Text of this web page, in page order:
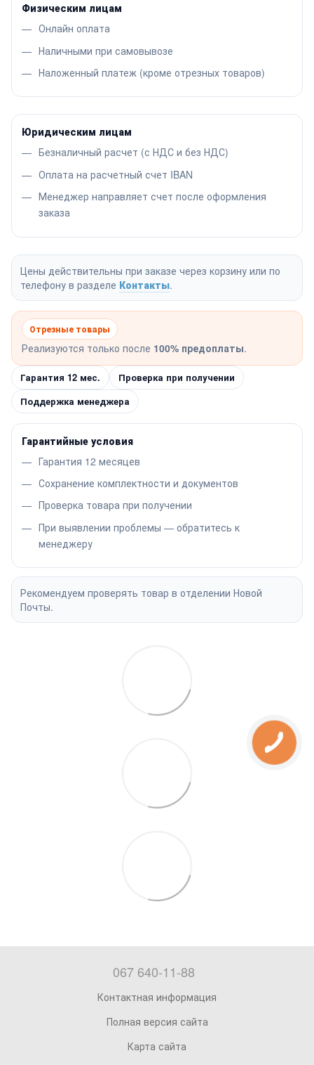
Физическим лицам
Онлайн оплата
Наличными при самовывозе
Наложенный платеж (кроме отрезных товаров)
Юридическим лицам
Безналичный расчет (с НДС и без НДС)
Оплата на расчетный счет IBAN
Менеджер направляет счет после оформления
заказа
Цены действительны при заказе через корзину или по
телефону в разделе Контакты.
Отрезные товары
Реализуются только после 100% предоплаты.
Гарантия 12 мес.
Проверка при получении
Поддержка менеджера
Гарантийные условия
Гарантия 12 месяцев
Сохранение комплектности и документов
Проверка товара при получении
При выявлении проблемы — обратитесь к
менеджеру
Рекомендуем проверять товар в отделении Новой
Почты.
067 640-11-88
Контактная информация
Полная версия сайта
Карта сайта